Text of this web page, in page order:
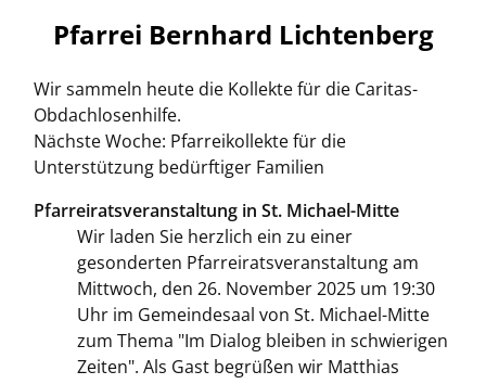
Pfarrei Bernhard Lichtenberg
Wir sammeln heute die Kollekte für die Caritas-
Obdachlosenhilfe.
Nächste Woche: Pfarreikollekte für die
Unterstützung bedürftiger Familien
Pfarreiratsveranstaltung in St. Michael-Mitte
Wir laden Sie herzlich ein zu einer
gesonderten Pfarreiratsveranstaltung am
Mittwoch, den 26. November 2025 um 19:30
Uhr im Gemeindesaal von St. Michael-Mitte
zum Thema "Im Dialog bleiben in schwierigen
Zeiten". Als Gast begrüßen wir Matthias